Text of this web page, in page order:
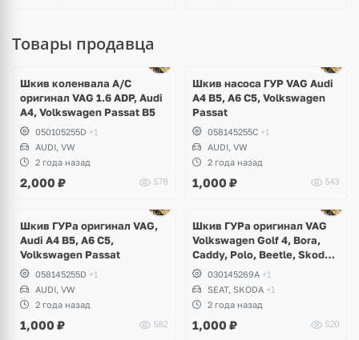
Товары продавца
Шкив коленвала A/C
оригинал VAG 1.6 ADP, Audi
A4, Volkswagen Passat B5
050105255D +1
AUDI, VW
2 года назад
2,000 ₽ 578
Шкив насоса ГУР VAG Audi
A4 B5, A6 C5, Volkswagen
Passat
058145255C +1
AUDI, VW
2 года назад
1,000 ₽ 543
Шкив ГУРа оригинал VAG,
Audi A4 B5, A6 C5,
Volkswagen Passat
058145255D +1
AUDI, VW
2 года назад
1,000 ₽ 582
Шкив ГУРа оригинал VAG
Volkswagen Golf 4, Bora,
Caddy, Polo, Beetle, Skoda
Octavia, Felicia, Seat Leon,
Arosa, Toledo, Cordoba
030145269A +1
SEAT, SKODA +1
2 года назад
1,000 ₽ 520